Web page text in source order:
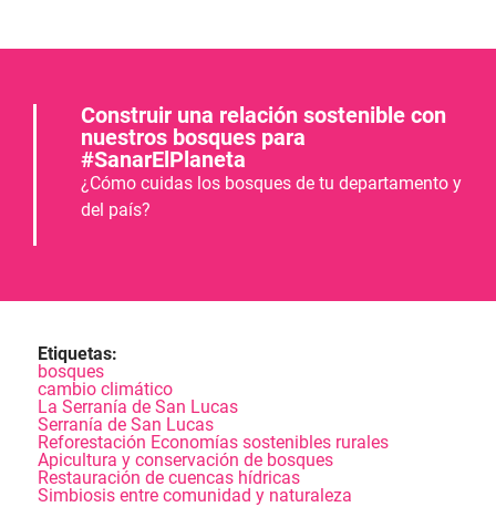
Construir una relación sostenible con
nuestros bosques para
#SanarElPlaneta
¿Cómo cuidas los bosques de tu departamento y
del país?
Etiquetas:
bosques
cambio climático
La Serranía de San Lucas
Serranía de San Lucas
Reforestación Economías sostenibles rurales
Apicultura y conservación de bosques
Restauración de cuencas hídricas
Simbiosis entre comunidad y naturaleza